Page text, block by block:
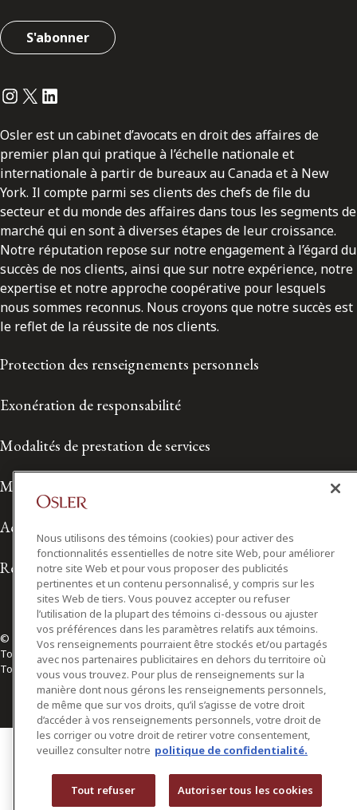
S'abonner
Instagram
Twitter
LinkedIn
Osler est un cabinet d’avocats en droit des affaires de
premier plan qui pratique à l’échelle nationale et
internationale à partir de bureaux au Canada et à New
York. Il compte parmi ses clients des chefs de file du
secteur et du monde des affaires dans tous les segments de
marché qui en sont à diverses étapes de leur croissance.
Notre réputation repose sur notre engagement à l’égard du
succès de nos clients, ainsi que sur notre expérience, notre
expertise et notre approche coopérative pour lesquels
nous sommes reconnus. Nous croyons que notre succès est
le reflet de la réussite de nos clients.
Protection des renseignements personnels
Exonération de responsabilité
Modalités de prestation de services
Modalités d'utilisation
Accessibilité
Relations avec les médias
© 2026 Osler, Hoskin & Harcourt S.E.N.C.R.L./s.r.l.
Tous droits réservés
Toronto | Montréal | Calgary | Vancouver | Ottawa | New York
Nous utilisons des témoins (cookies) pour activer des
fonctionnalités essentielles de notre site Web, pour améliorer
notre site Web et pour vous proposer des publicités
pertinentes et un contenu personnalisé, y compris sur les
sites Web de tiers. Vous pouvez accepter ou refuser
l’utilisation de la plupart des témoins ci-dessous ou ajuster
vos préférences dans les paramètres relatifs aux témoins.
Vos renseignements pourraient être stockés et/ou partagés
avec nos partenaires publicitaires en dehors du territoire où
vous vous trouvez. Pour plus de renseignements sur la
manière dont nous gérons les renseignements personnels,
de même que sur vos droits, qu’il s’agisse de votre droit
d’accéder à vos renseignements personnels, votre droit de
les corriger ou votre droit de retirer votre consentement,
veuillez consulter notre politique de confidentialité.
Tout refuser Autoriser tous les cookies